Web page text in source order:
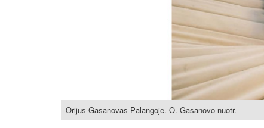
Orijus Gasanovas Palangoje. O. Gasanovo nuotr.